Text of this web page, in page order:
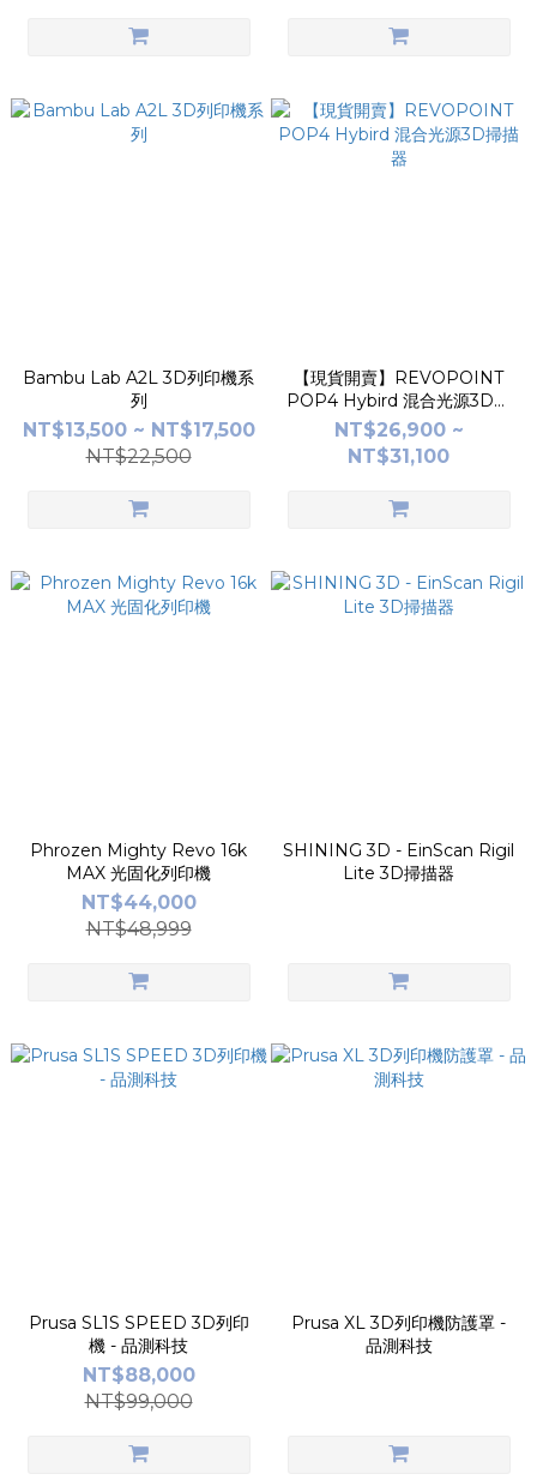
Bambu Lab A2L 3D列印機系
列
NT$13,500 ~ NT$17,500
NT$22,500
【現貨開賣】REVOPOINT
POP4 Hybird 混合光源3D掃
描器
NT$26,900 ~
NT$31,100
Phrozen Mighty Revo 16k
MAX 光固化列印機
NT$44,000
NT$48,999
SHINING 3D - EinScan Rigil
Lite 3D掃描器
Prusa SL1S SPEED 3D列印
機 - 品測科技
NT$88,000
NT$99,000
Prusa XL 3D列印機防護罩 -
品測科技